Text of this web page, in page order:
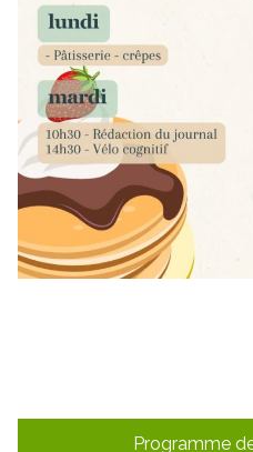
Navigation
Programme